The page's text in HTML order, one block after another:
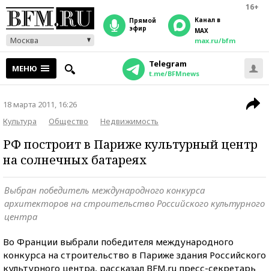
16+
Москва
прямой
эфир
Канал в
MAX
max.ru/bfm
МЕНЮ Telegram
t.me/BFMnews
18 марта 2011, 16:26
Культура
Общество Недвижимость
РФ построит в Париже культурный центр
на солнечных батареях
Выбран победитель международного конкурса
архитекторов на строительство Российского культурного
центра
Во Франции выбрали победителя международного
конкурса на строительство в Париже здания Российского
культурного центра, рассказал BFM.ru пресс-секретарь